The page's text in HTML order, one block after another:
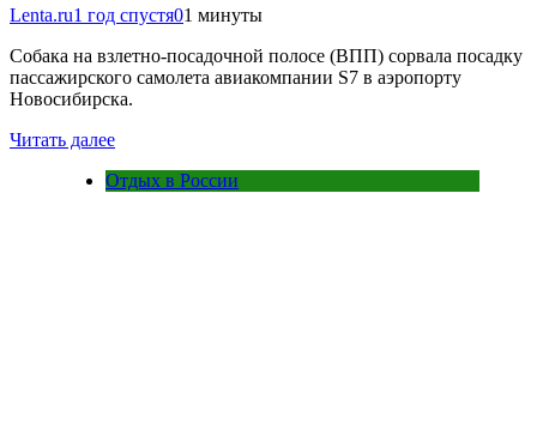
Lenta.ru1 год спустя01 минуты
Собака на взлетно-посадочной полосе (ВПП) сорвала посадку
пассажирского самолета авиакомпании S7 в аэропорту
Новосибирска.
Читать далее
Отдых в России